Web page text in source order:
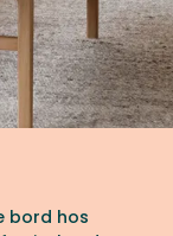
bord hos